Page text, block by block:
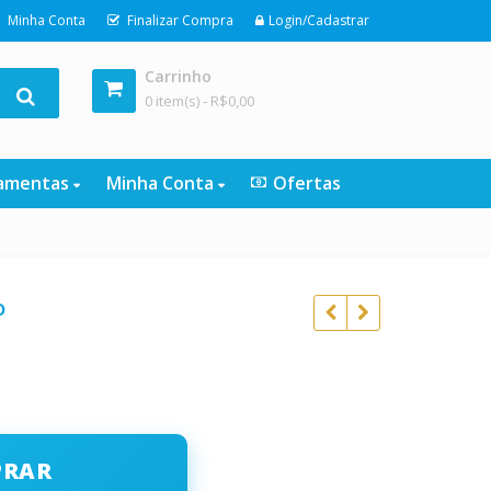
Minha Conta Finalizar Compra Login/Cadastrar
Carrinho
0 item(s) - R$0,00
Minha Conta Ofertas